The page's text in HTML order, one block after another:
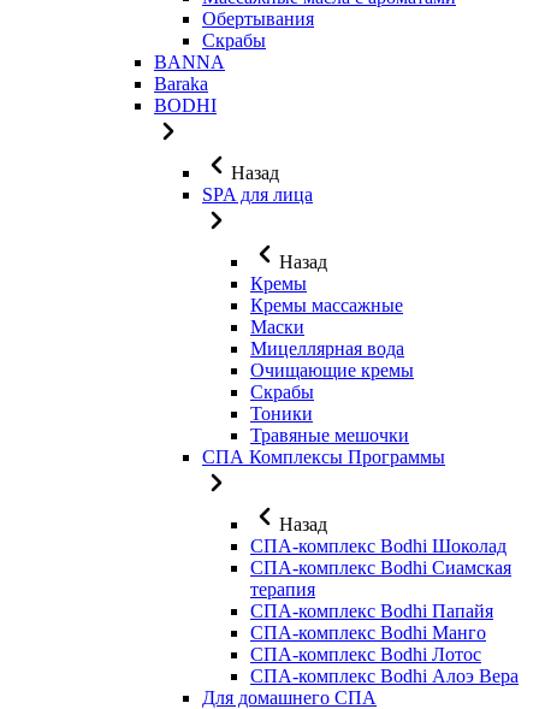
Обертывания
Скрабы
BANNA
Baraka
BODHI
Назад
SPA для лица
Назад
Кремы
Кремы массажные
Маски
Мицеллярная вода
Очищающие кремы
Скрабы
Тоники
Травяные мешочки
СПА Комплексы Программы
Назад
СПА-комплекс Bodhi Шоколад
СПА-комплекс Bodhi Сиамская
терапия
СПА-комплекс Bodhi Папайя
СПА-комплекс Bodhi Манго
СПА-комплекс Bodhi Лотос
СПА-комплекс Bodhi Алоэ Вера
Для домашнего СПА